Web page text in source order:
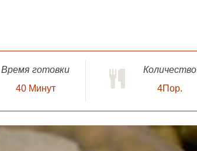
Время готовки
40 Минут
Количество
4Пор.